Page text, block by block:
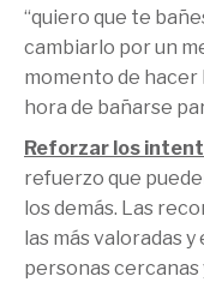
“quiero que te
cambiarlo por un
momento de hacer
hora de bañarse
Reforzar los
refuerzo que
los demás. Las
las más valoradas
personas cercanas